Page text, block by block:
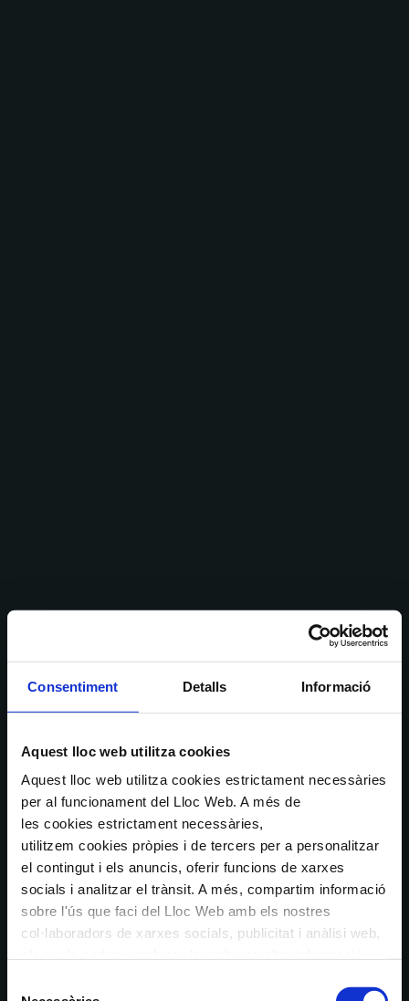
Consentiment Detalls Informació
Aquest lloc web utilitza cookies
Aquest lloc web utilitza cookies estrictament necessàries
per al funcionament del Lloc Web. A més de
les cookies estrictament necessàries,
utilitzem cookies pròpies i de tercers per a personalitzar
el contingut i els anuncis, oferir funcions de xarxes
socials i analitzar el trànsit. A més, compartim informació
sobre l'ús que faci del Lloc Web amb els nostres
col·laboradors de xarxes socials, publicitat i anàlisi web,